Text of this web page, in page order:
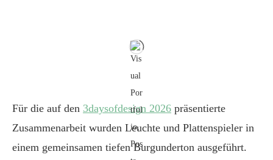
Für die auf den 3daysofdesign 2026 präsentierte
Zusammenarbeit wurden Leuchte und Plattenspieler in
einem gemeinsamen tiefen Burgunderton ausgeführt.